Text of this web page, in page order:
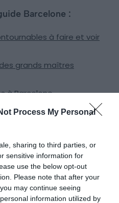
Process My Personal
sharing to third parties, or
sensitive information for
use the below opt-out
Please note that after your
may continue seeing
information utilized by
Barcelone :
à faire et voir
grands maîtres
à Barcelone
toutes les facettes de